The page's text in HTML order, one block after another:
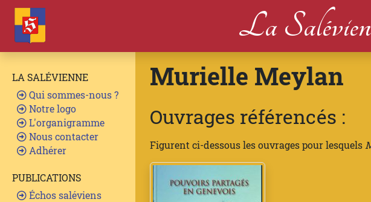
La
LA SALÉVIENNE
Qui sommes-nous ?
Notre logo
L'organigramme
Nous contacter
Adhérer
PUBLICATIONS
Échos saléviens
Murielle Meylan
Ouvrages référencés :
Figurent ci-dessous les ouvrages pour lesquels